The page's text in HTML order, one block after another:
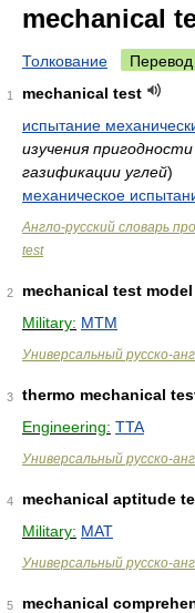
mechanical
Толкование Перевод
1
mechanical test
испытание
изучения
газификации углей)
механическое
Англо-русский словарь
test
2
mechanical test model
Military: MTM
Универсальный русско-
3
thermo mechanical
Engineering: TTA
Универсальный русско-
4
mechanical aptitude
Military: MAT
Универсальный русско-
5
mechanical